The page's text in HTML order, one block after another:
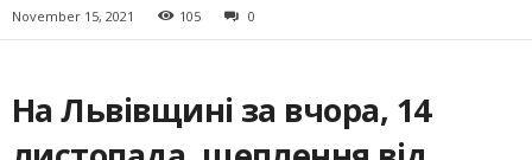
November 15, 2021 105 0
На Львівщині за вчора, 14